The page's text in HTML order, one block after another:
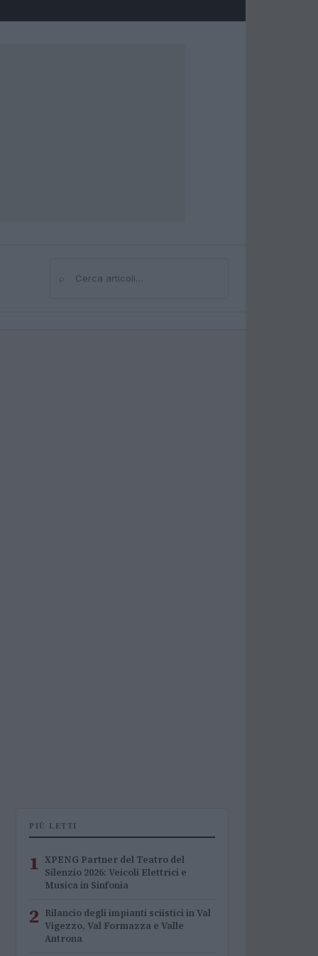
⌕Cerca
PIÙ LETTI
1 XPENG Partner del Teatro del
Silenzio 2026: Veicoli Elettrici e
Musica in Sinfonia
2 Rilancio degli impianti sciistici in Val
Vigezzo, Val Formazza e Valle
Antrona